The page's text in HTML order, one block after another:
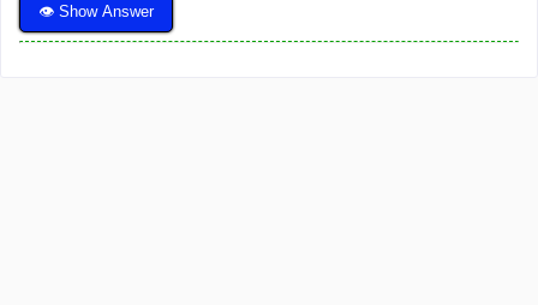
👁 Show Answer